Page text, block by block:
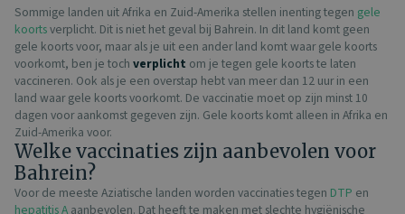
Sommige landen uit Afrika en Zuid-Amerika stellen inenting tegen gele
koortsverplicht. Dit is niet het geval bij Bahrein. In dit land komt geen
gele koorts voor, maar als je uit een ander land komt waar gele koorts
voorkomt, ben je toch verplicht om je tegen gele koorts te laten
vaccineren. Ook als je een overstap hebt van meer dan 12 uur in een
land waar gele koorts voorkomt. De vaccinatie moet op zijn minst 10
dagen voor aankomst gegeven zijn. Gele koorts komt alleen in Afrika en
Zuid-Amerika voor.
Welke vaccinaties zijn aanbevolen voor
Bahrein?
Voor de meeste Aziatische landen worden vaccinaties tegen DTP en
hepatitis A aanbevolen. Dat heeft te maken met slechte hygiënische